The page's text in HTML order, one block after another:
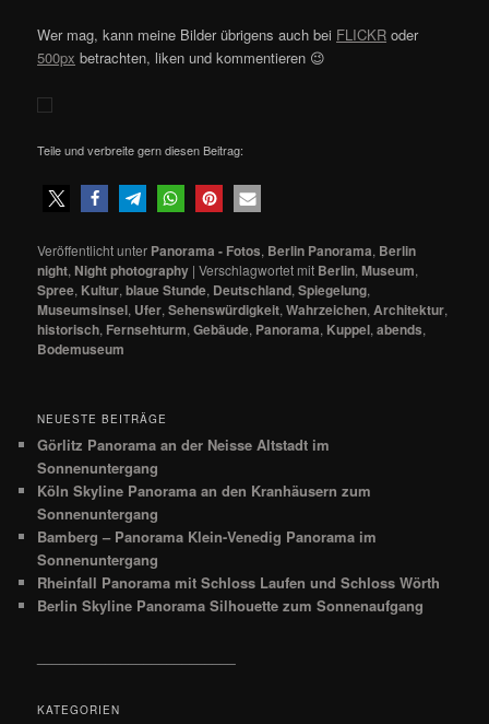
Wer mag, kann meine Bilder übrigens auch bei FLICKR oder
500px betrachten, liken und kommentieren 😉
Teile und verbreite gern diesen Beitrag:
Veröffentlicht unter Panorama - Fotos, Berlin Panorama, Berlin
night, Night photography |Verschlagwortet mit Berlin,Museum,
Spree, Kultur,blaue Stunde, Deutschland,Spiegelung,
Museumsinsel, Ufer,Sehenswürdigkeit,Wahrzeichen, Architektur,
historisch, Fernsehturm,Gebäude, Panorama, Kuppel,abends,
Bodemuseum
NEUESTE BEITRÄGE
Görlitz Panorama an der Neisse Altstadt im
Sonnenuntergang
Köln Skyline Panorama an den Kranhäusern zum
Sonnenuntergang
Bamberg – Panorama Klein-Venedig Panorama im
Sonnenuntergang
Rheinfall Panorama mit Schloss Laufen und Schloss Wörth
Berlin Skyline Panorama Silhouette zum Sonnenaufgang
KATEGORIEN